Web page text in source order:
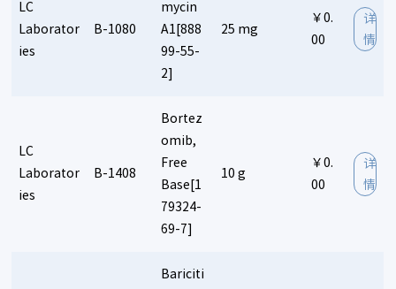
LC
Laborator
ies
B-1080
mycin
A1[888
99-55-
2]
25 mg
￥0.
00
详
情
LC
Laborator
ies
B-1408
Bortez
omib,
Free
Base[1
79324-
69-7]
10 g
￥0.
00
详
情
Bariciti